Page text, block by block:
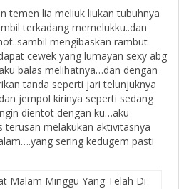
temen lia meliuk liukan tubuhnya
terkadang memelukku..dan
mengibaskan rambut
cewek yang lumayan sexy abg
balas melihatnya…dan dengan
tanda seperti jari telunjuknya
jempol kirinya seperti sedang
dientot dengan ku…aku
melakukan aktivitasnya
sering kedugem pasti